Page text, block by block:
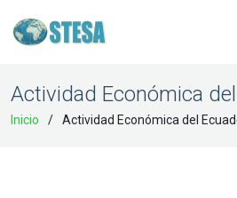
Actividad Económica
Inicio Actividad Económica del